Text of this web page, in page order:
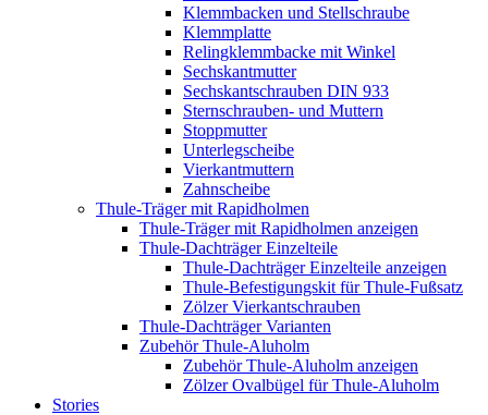
Klemmbacken und Stellschraube
Klemmplatte
Relingklemmbacke mit Winkel
Sechskantmutter
Sechskantschrauben DIN 933
Sternschrauben- und Muttern
Stoppmutter
Unterlegscheibe
Vierkantmuttern
Zahnscheibe
Thule-Träger mit Rapidholmen
Thule-Träger mit Rapidholmen anzeigen
Thule-Dachträger Einzelteile
Thule-Dachträger Einzelteile anzeigen
Thule-Befestigungskit für Thule-Fußsatz
Zölzer Vierkantschrauben
Thule-Dachträger Varianten
Zubehör Thule-Aluholm
Zubehör Thule-Aluholm anzeigen
Zölzer Ovalbügel für Thule-Aluholm
Stories